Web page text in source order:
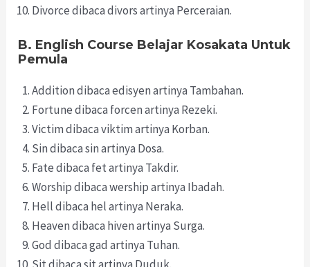
Divorce dibaca divors artinya Perceraian.
B. English Course Belajar Kosakata Untuk
Pemula
Addition dibaca edisyen artinya Tambahan.
Fortune dibaca forcen artinya Rezeki.
Victim dibaca viktim artinya Korban.
Sin dibaca sin artinya Dosa.
Fate dibaca fet artinya Takdir.
Worship dibaca wership artinya Ibadah.
Hell dibaca hel artinya Neraka.
Heaven dibaca hiven artinya Surga.
God dibaca gad artinya Tuhan.